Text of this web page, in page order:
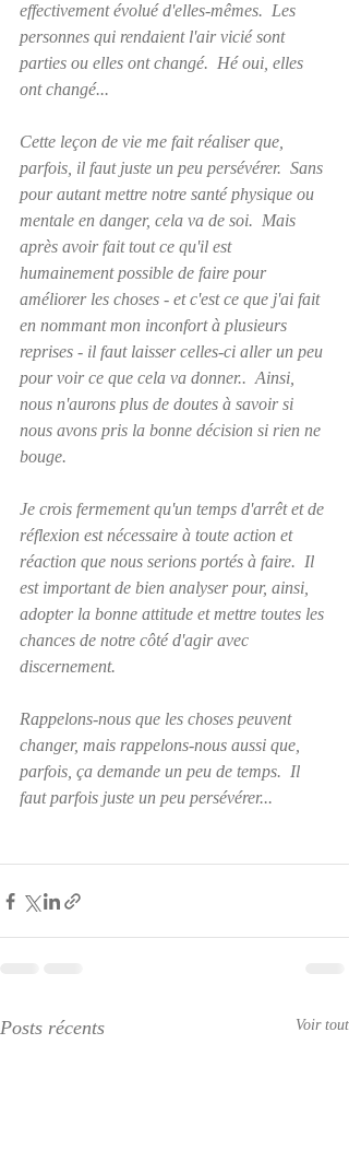
effectivement évolué d'elles-mêmes.  Les
personnes qui rendaient l'air vicié sont
parties ou elles ont changé.  Hé oui, elles
ont changé...
Cette leçon de vie me fait réaliser que,
parfois, il faut juste un peu persévérer.  Sans
pour autant mettre notre santé physique ou
mentale en danger, cela va de soi.  Mais
après avoir fait tout ce qu'il est
humainement possible de faire pour
améliorer les choses - et c'est ce que j'ai fait
en nommant mon inconfort à plusieurs
reprises - il faut laisser celles-ci aller un peu
pour voir ce que cela va donner..  Ainsi,
nous n'aurons plus de doutes à savoir si
nous avons pris la bonne décision si rien ne
bouge.
Je crois fermement qu'un temps d'arrêt et de
réflexion est nécessaire à toute action et
réaction que nous serions portés à faire.  Il
est important de bien analyser pour, ainsi,
adopter la bonne attitude et mettre toutes les
chances de notre côté d'agir avec
discernement.
Rappelons-nous que les choses peuvent
changer, mais rappelons-nous aussi que,
parfois, ça demande un peu de temps.  Il
faut parfois juste un peu persévérer...
Posts récents Voir tout